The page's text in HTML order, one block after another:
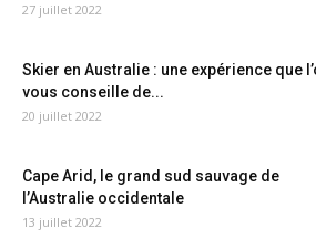
27 juillet 2022
Skier en Australie : une expérience que
vous conseille de...
20 juillet 2022
Cape Arid, le grand sud sauvage de
l’Australie occidentale
13 juillet 2022